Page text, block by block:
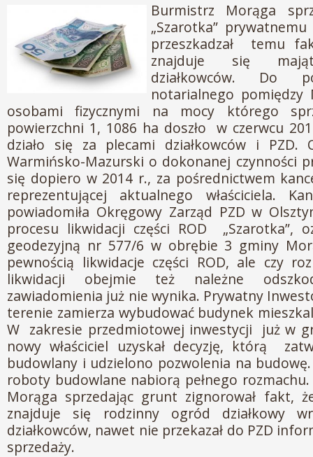
Burmistrz Morąga
„Szarotka”
przeszkadzał temu
znajduje się
działkowców. Do
notarialnego
osobami fizycznymi na mocy którego
powierzchni 1, 1086 ha doszło w czerwcu
działo się za plecami działkowców i PZD.
Warmińsko-Mazurski o dokonanej czynności
się dopiero w 2014 r., za pośrednictwem
reprezentującej aktualnego właściciela.
powiadomiła Okręgowy Zarząd PZD w
procesu likwidacji części ROD „Szarotka”,
geodezyjną nr 577/6 w obrębie 3 gminy
pewnością likwidacje części ROD, ale czy
likwidacji obejmie też należne
zawiadomienia już nie wynika. Prywatny
terenie zamierza wybudować budynek
W zakresie przedmiotowej inwestycji już w
nowy właściciel uzyskał decyzję, którą
budowlany i udzielono pozwolenia na
roboty budowlane nabiorą pełnego
Morąga sprzedając grunt zignorował fakt,
znajduje się rodzinny ogród działkowy
działkowców, nawet nie przekazał do PZD
sprzedaży.